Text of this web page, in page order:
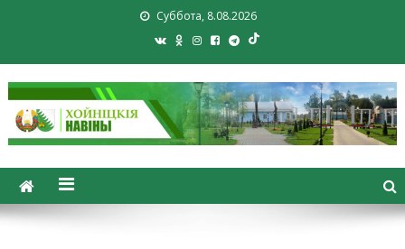
Суббота, 8.08.2026
Хойники. Хойнiцкiя навiны.
Новости Хойник. Районная